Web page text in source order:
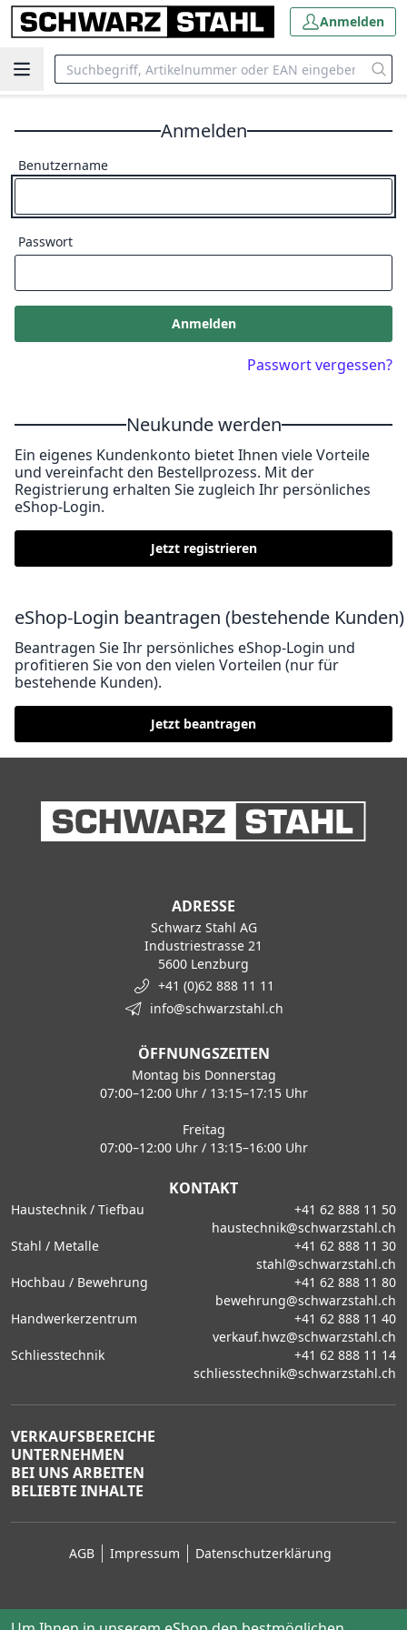
Anmelden
Anmelden
Benutzername
Passwort
Anmelden
Passwort vergessen?
Neukunde werden
Ein eigenes Kundenkonto bietet Ihnen viele Vorteile
und vereinfacht den Bestellprozess. Mit der
Registrierung erhalten Sie zugleich Ihr persönliches
eShop-Login.
Jetzt registrieren
eShop-Login beantragen (bestehende Kunden)
Beantragen Sie Ihr persönliches eShop-Login und
profitieren Sie von den vielen Vorteilen (nur für
bestehende Kunden).
Jetzt beantragen
ADRESSE
Schwarz Stahl AG
Industriestrasse 21
5600 Lenzburg
+41 (0)62 888 11 11
info@schwarzstahl.ch
ÖFFNUNGSZEITEN
Montag bis Donnerstag
07:00–12:00 Uhr / 13:15–17:15 Uhr
Freitag
07:00–12:00 Uhr / 13:15–16:00 Uhr
KONTAKT
Haustechnik / Tiefbau
+41 62 888 11 50
haustechnik@schwarzstahl.ch
Stahl / Metalle
+41 62 888 11 30
stahl@schwarzstahl.ch
Hochbau / Bewehrung
+41 62 888 11 80
bewehrung@schwarzstahl.ch
Handwerkerzentrum
+41 62 888 11 40
verkauf.hwz@schwarzstahl.ch
Schliesstechnik
+41 62 888 11 14
schliesstechnik@schwarzstahl.ch
VERKAUFSBEREICHE
UNTERNEHMEN
BEI UNS ARBEITEN
BELIEBTE INHALTE
AGB Impressum Datenschutzerklärung